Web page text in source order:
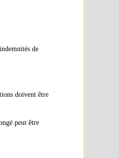
de
doivent être
peut être